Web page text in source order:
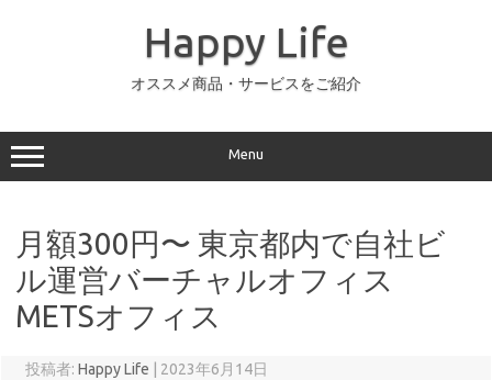
ッ
プ
Happy Life
オススメ商品・サービスをご紹介
Menu
月額300円〜 東京都内で自社ビ
ル運営バーチャルオフィス
METSオフィス
投稿者: Happy Life 2023年6月14日